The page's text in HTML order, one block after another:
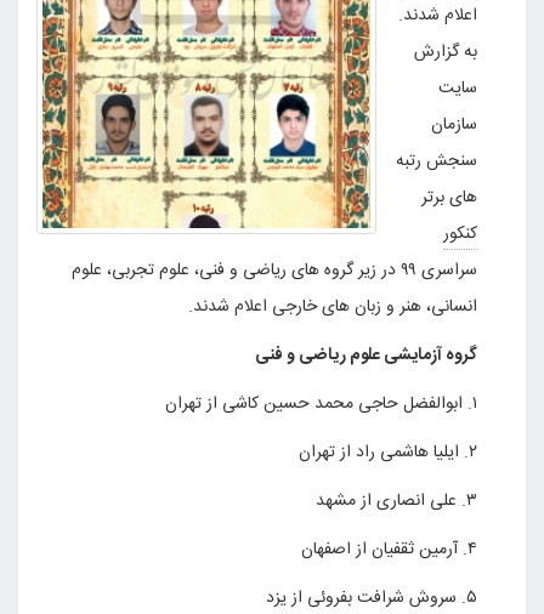
اعلام شدند.
به گزارش
سایت
سازمان
سنجش رتبه
های برتر
کنکور
سراسری ۹۹ در زیر گروه های ریاضی و فنی، علوم تجربی، علوم
انسانی، هنر و زبان های خارجی اعلام شدند.
گروه آزمایشی علوم ریاضی و فنی
۱. ابوالفضل حاجی محمد حسین کاشی از تهران
۲. ایلیا هاشمی راد از تهران
۳. علی انصاری از مشهد
۴. آرمین ثقفیان از اصفهان
۵. سروش شرافت بفروئی از یزد